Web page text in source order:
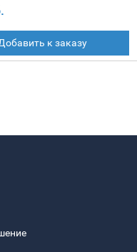
к заказу